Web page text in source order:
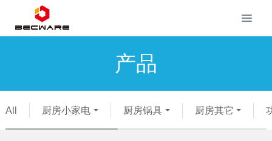
产品
All 厨房小家电 厨房锅具 厨房其它